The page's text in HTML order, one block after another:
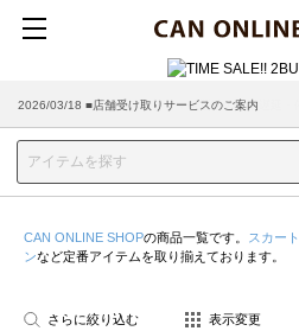
2026/03/18 ■店舗受け取りサービスのご案内
CAN ONLINE SHOPの商品一覧です。 スカート
ンなど定番アイテムを取り揃えております。
さらに絞り込む 表示変更